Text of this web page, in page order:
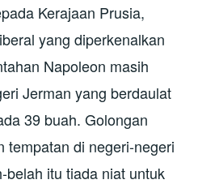
Kerajaan Prusia,
yang diperkenalkan
Napoleon masih
Jerman yang berdaulat
39 buah. Golongan
tempatan di negeri-negeri
belah itu tiada niat untuk